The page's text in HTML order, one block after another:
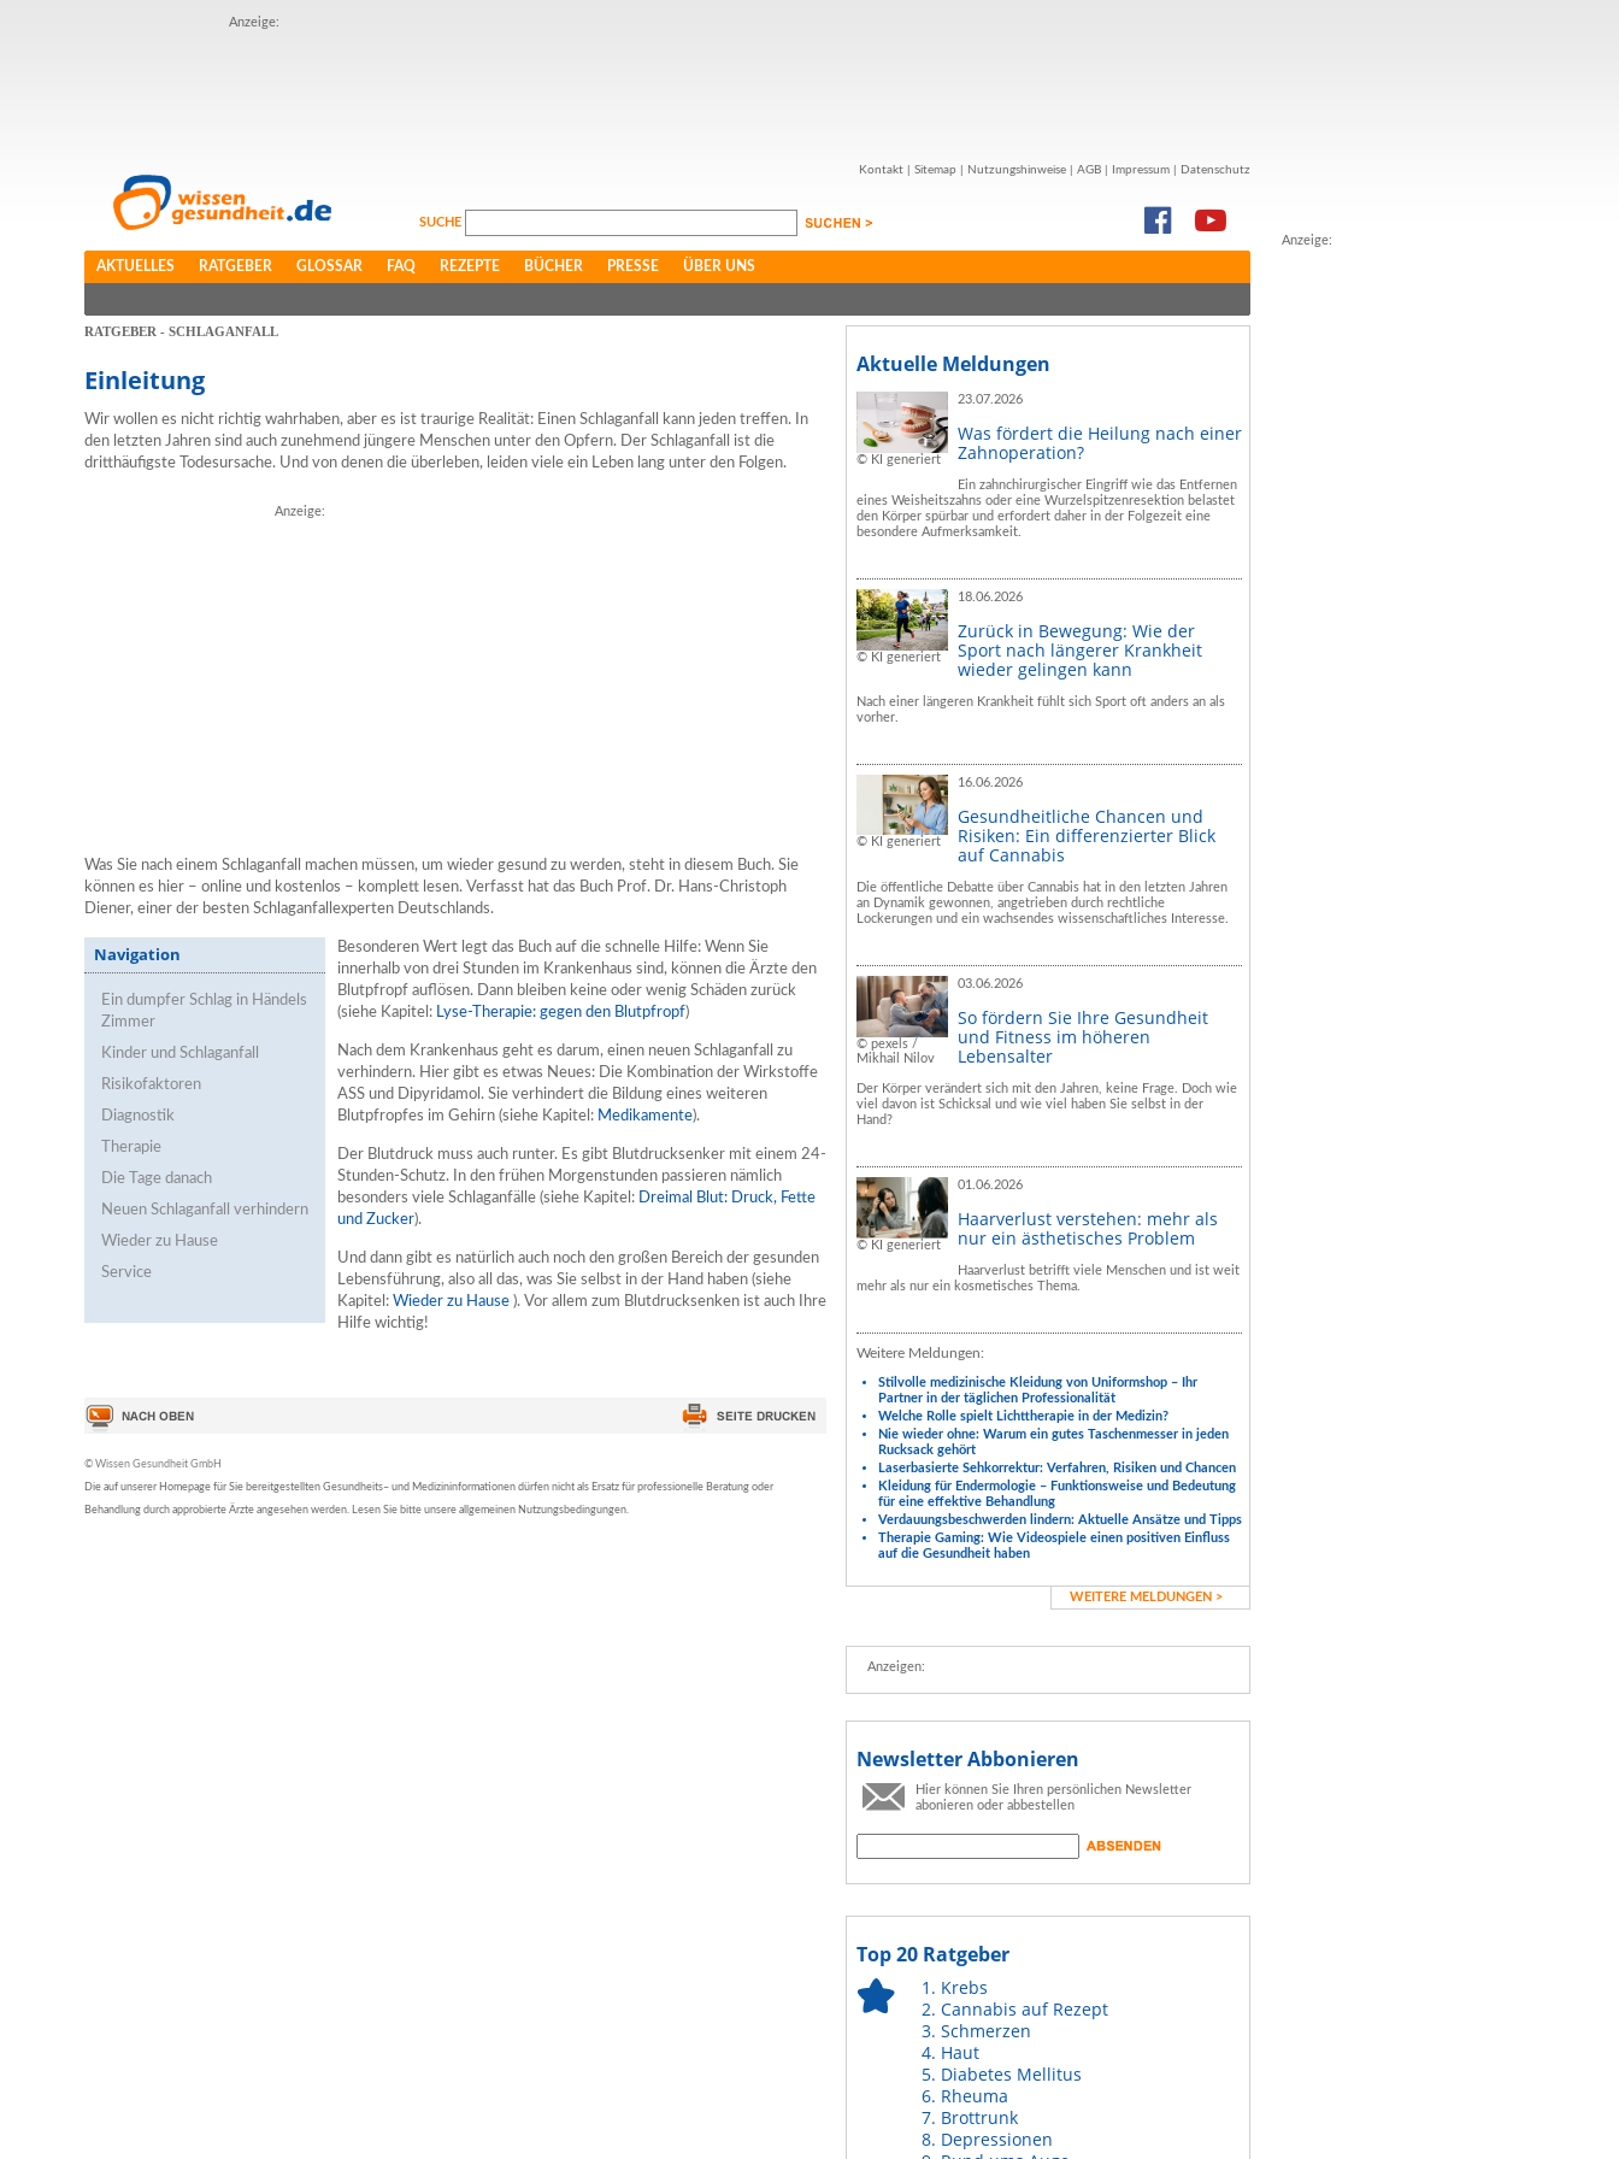
Anzeige:
Anzeige:
Kontakt Sitemap Nutzungshinweise AGB Impressum Datenschutz
SUCHE
AKTUELLES RATGEBER GLOSSAR FAQ REZEPTE BÜCHER PRESSE ÜBER UNS
RATGEBER - SCHLAGANFALL
Einleitung
Wir wollen es nicht richtig wahrhaben, aber es ist traurige Realität: Einen Schlaganfall kann jeden treffen. In
den letzten Jahren sind auch zunehmend jüngere Menschen unter den Opfern. Der Schlaganfall ist die
dritthäufigste Todesursache. Und von denen die überleben, leiden viele ein Leben lang unter den Folgen.
Anzeige:
Was Sie nach einem Schlaganfall machen müssen, um wieder gesund zu werden, steht in diesem Buch. Sie
können es hier – online und kostenlos – komplett lesen. Verfasst hat das Buch Prof. Dr. Hans-Christoph
Diener, einer der besten Schlaganfallexperten Deutschlands.
Navigation
Ein dumpfer Schlag in Händels
Zimmer
Kinder und Schlaganfall
Risikofaktoren
Diagnostik
Therapie
Die Tage danach
Neuen Schlaganfall verhindern
Wieder zu Hause
Service
Besonderen Wert legt das Buch auf die schnelle Hilfe: Wenn Sie
innerhalb von drei Stunden im Krankenhaus sind, können die Ärzte den
Blutpfropf auflösen. Dann bleiben keine oder wenig Schäden zurück
(siehe Kapitel: Lyse-Therapie: gegen den Blutpfropf)
Nach dem Krankenhaus geht es darum, einen neuen Schlaganfall zu
verhindern. Hier gibt es etwas Neues: Die Kombination der Wirkstoffe
ASS und Dipyridamol. Sie verhindert die Bildung eines weiteren
Blutpfropfes im Gehirn (siehe Kapitel: Medikamente).
Der Blutdruck muss auch runter. Es gibt Blutdrucksenker mit einem 24-
Stunden-Schutz. In den frühen Morgenstunden passieren nämlich
besonders viele Schlaganfälle (siehe Kapitel: Dreimal Blut: Druck, Fette
und Zucker).
Und dann gibt es natürlich auch noch den großen Bereich der gesunden
Lebensführung, also all das, was Sie selbst in der Hand haben (siehe
Kapitel: Wieder zu Hause ). Vor allem zum Blutdrucksenken ist auch Ihre
Hilfe wichtig!
© Wissen Gesundheit GmbH
Die auf unserer Homepage für Sie bereitgestellten Gesundheits– und Medizininformationen dürfen nicht als Ersatz für professionelle Beratung oder
Behandlung durch approbierte Ärzte angesehen werden. Lesen Sie bitte unsere allgemeinen Nutzungsbedingungen.
Aktuelle Meldungen
© KI generiert
23.07.2026
Was fördert die Heilung nach einer
Zahnoperation?
Ein zahnchirurgischer Eingriff wie das Entfernen
eines Weisheitszahns oder eine Wurzelspitzenresektion belastet
den Körper spürbar und erfordert daher in der Folgezeit eine
besondere Aufmerksamkeit.
© KI generiert
18.06.2026
Zurück in Bewegung: Wie der
Sport nach längerer Krankheit
wieder gelingen kann
Nach einer längeren Krankheit fühlt sich Sport oft anders an als
vorher.
© KI generiert
16.06.2026
Gesundheitliche Chancen und
Risiken: Ein differenzierter Blick
auf Cannabis
Die öffentliche Debatte über Cannabis hat in den letzten Jahren
an Dynamik gewonnen, angetrieben durch rechtliche
Lockerungen und ein wachsendes wissenschaftliches Interesse.
© pexels /
Mikhail Nilov
03.06.2026
So fördern Sie Ihre Gesundheit
und Fitness im höheren
Lebensalter
Der Körper verändert sich mit den Jahren, keine Frage. Doch wie
viel davon ist Schicksal und wie viel haben Sie selbst in der
Hand?
© KI generiert
01.06.2026
Haarverlust verstehen: mehr als
nur ein ästhetisches Problem
Haarverlust betrifft viele Menschen und ist weit
mehr als nur ein kosmetisches Thema.
Weitere Meldungen:
Stilvolle medizinische Kleidung von Uniformshop – Ihr
Partner in der täglichen Professionalität
Welche Rolle spielt Lichttherapie in der Medizin?
Nie wieder ohne: Warum ein gutes Taschenmesser in jeden
Rucksack gehört
Laserbasierte Sehkorrektur: Verfahren, Risiken und Chancen
Kleidung für Endermologie – Funktionsweise und Bedeutung
für eine effektive Behandlung
Verdauungsbeschwerden lindern: Aktuelle Ansätze und Tipps
Therapie Gaming: Wie Videospiele einen positiven Einfluss
auf die Gesundheit haben
WEITERE MELDUNGEN >
Anzeigen:
Newsletter Abbonieren
Hier können Sie Ihren persönlichen Newsletter
abonieren oder abbestellen
Top 20 Ratgeber
Krebs
Cannabis auf Rezept
Schmerzen
Haut
Diabetes Mellitus
Rheuma
Brottrunk
Depressionen